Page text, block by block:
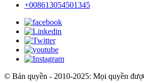
+008613054501345
© Bản quyền - 2010-2025: Mọi quyền